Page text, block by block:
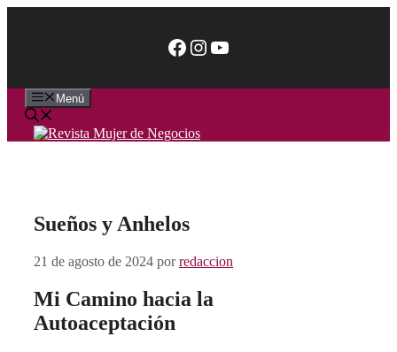
Facebook
Instagram
YouTube
Menú
Sueños y Anhelos
21 de agosto de 2024 porredaccion
Mi Camino hacia la
Autoaceptación